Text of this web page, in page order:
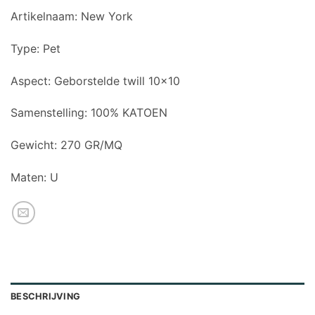
Artikelnaam: New York
Type: Pet
Aspect: Geborstelde twill 10×10
Samenstelling: 100% KATOEN
Gewicht: 270 GR/MQ
Maten: U
BESCHRIJVING